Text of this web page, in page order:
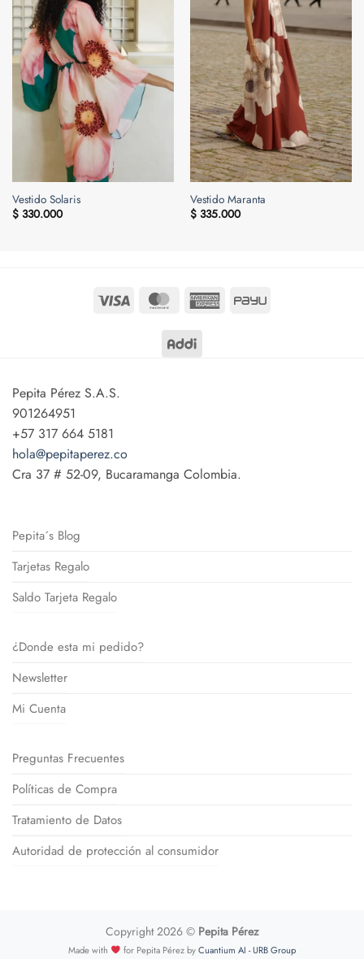
Vestido Solaris
$330.000
Vestido Maranta
$335.000
Visa MasterCardAmericanPayU
Pepita Pérez S.A.S.
901264951
+57 317 664 5181
hola@pepitaperez.co
Cra 37 # 52-09, Bucaramanga Colombia.
Pepita´s Blog
Tarjetas Regalo
Saldo Tarjeta Regalo
¿Donde esta mi pedido?
Newsletter
Mi Cuenta
Preguntas Frecuentes
Políticas de Compra
Tratamiento de Datos
Autoridad de protección al consumidor
Copyright 2026 © Pepita Pérez
Made with for Pepita Pérez byCuantium AI - URB Group